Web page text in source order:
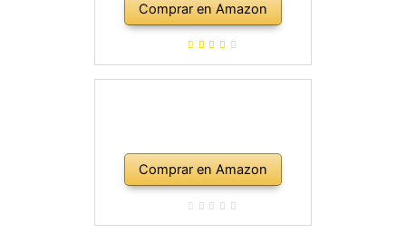
correa, bolsa de transporte,
púas, golpe, plomo y cuerdas de
Comprar en Amazon
Comprar en Amazon